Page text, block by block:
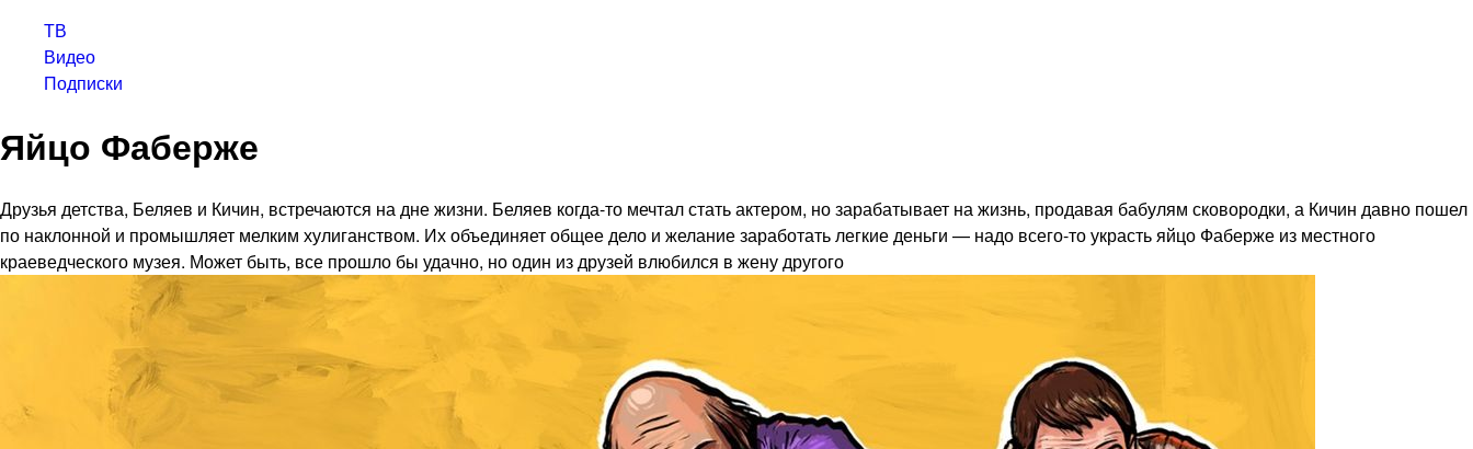
ТВ
Видео
Подписки
Яйцо Фаберже
Друзья детства, Беляев и Кичин, встречаются на дне жизни. Беляев когда-то мечтал стать актером, но зарабатывает на жизнь, продавая бабулям сковородки, а Кичин давно пошел
по наклонной и промышляет мелким хулиганством. Их объединяет общее дело и желание заработать легкие деньги — надо всего-то украсть яйцо Фаберже из местного
краеведческого музея. Может быть, все прошло бы удачно, но один из друзей влюбился в жену другого